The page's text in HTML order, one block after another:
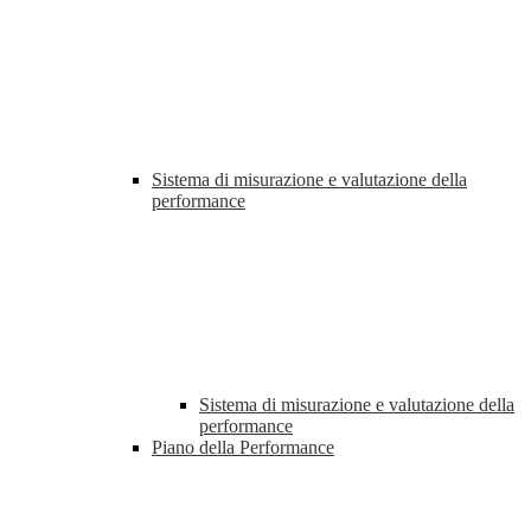
Sistema di misurazione e valutazione della
performance
Sistema di misurazione e valutazione della
performance
Piano della Performance